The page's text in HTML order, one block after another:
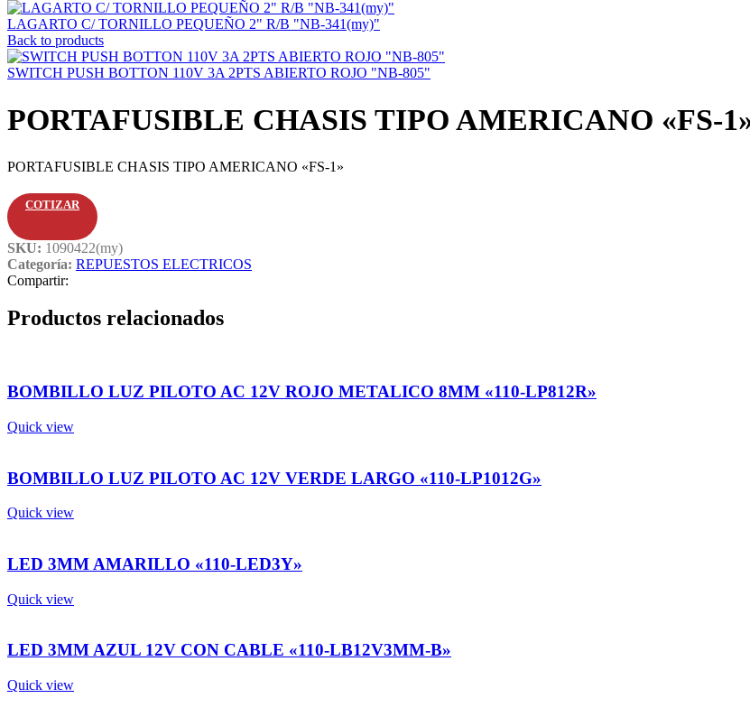
LAGARTO C/ TORNILLO PEQUEÑO 2" R/B "NB-341(my)"
Back to products
SWITCH PUSH BOTTON 110V 3A 2PTS ABIERTO ROJO "NB-805"
PORTAFUSIBLE CHASIS TIPO AMERICANO «FS-
PORTAFUSIBLE CHASIS TIPO AMERICANO «FS-1»
COTIZAR
SKU: 1090422(my)
Categoría: REPUESTOS ELECTRICOS
Compartir:
Productos relacionados
BOMBILLO LUZ PILOTO AC 12V ROJO METALICO 8MM «110-LP812R»
Quick view
BOMBILLO LUZ PILOTO AC 12V VERDE LARGO «110-LP1012G»
Quick view
LED 3MM AMARILLO «110-LED3Y»
Quick view
LED 3MM AZUL 12V CON CABLE «110-LB12V3MM-B»
Quick view